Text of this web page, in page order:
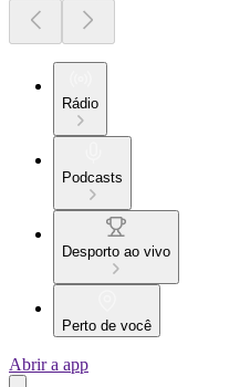
Rádio
Podcasts
Desporto ao vivo
Perto de você
Abrir a app